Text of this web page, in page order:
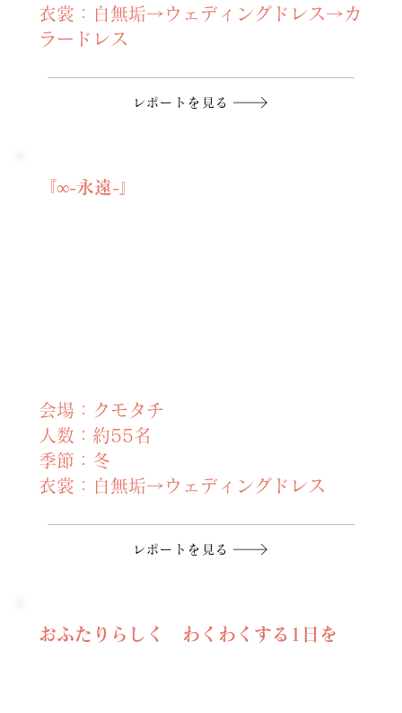
衣裳：白無垢→ウェディングドレス→カ
ラードレス
レポートを見る
『∞-永遠-』
会場：クモタチ
人数：約55名
季節：冬
衣裳：白無垢→ウェディングドレス
レポートを見る
おふたりらしく わくわくする1日を